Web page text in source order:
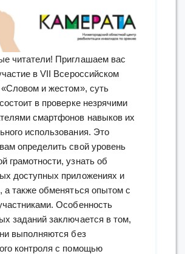
читатели! Приглашаем вас
в VII Всероссийском
«Словом и жестом», суть
в проверке незрячими
смартфонов навыков их
использования. Это
определить свой уровень
грамотности, узнать об
доступных приложениях и
а также обменяться опытом с
Особенность
заданий заключается в том,
выполняются без
контроля с помощью